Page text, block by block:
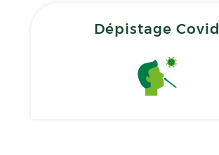
Dépistage Covid